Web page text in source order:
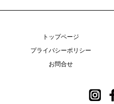
トップページ
プライバシーポリシー
お問合せ